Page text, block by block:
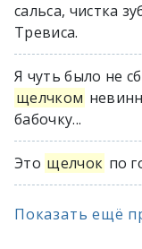
сальса, чистка
Тревиса.
Я чуть было не
щелчком
бабочку...
Это щелчок по
Показать ещё